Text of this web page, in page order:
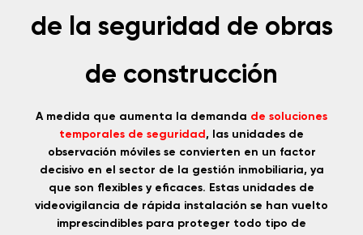
de la seguridad de obras
de construcción
A medida que aumenta la demanda de soluciones
temporales de seguridad , las unidades de
observación móviles se convierten en un factor
decisivo en el sector de la gestión inmobiliaria, ya
que son flexibles y eficaces. Estas unidades de
videovigilancia de rápida instalación se han vuelto
imprescindibles para proteger todo tipo de